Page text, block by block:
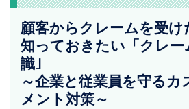
顧客からクレームを受け
知っておきたい「クレー
識｣
～企業と従業員を守るカ
メント対策～